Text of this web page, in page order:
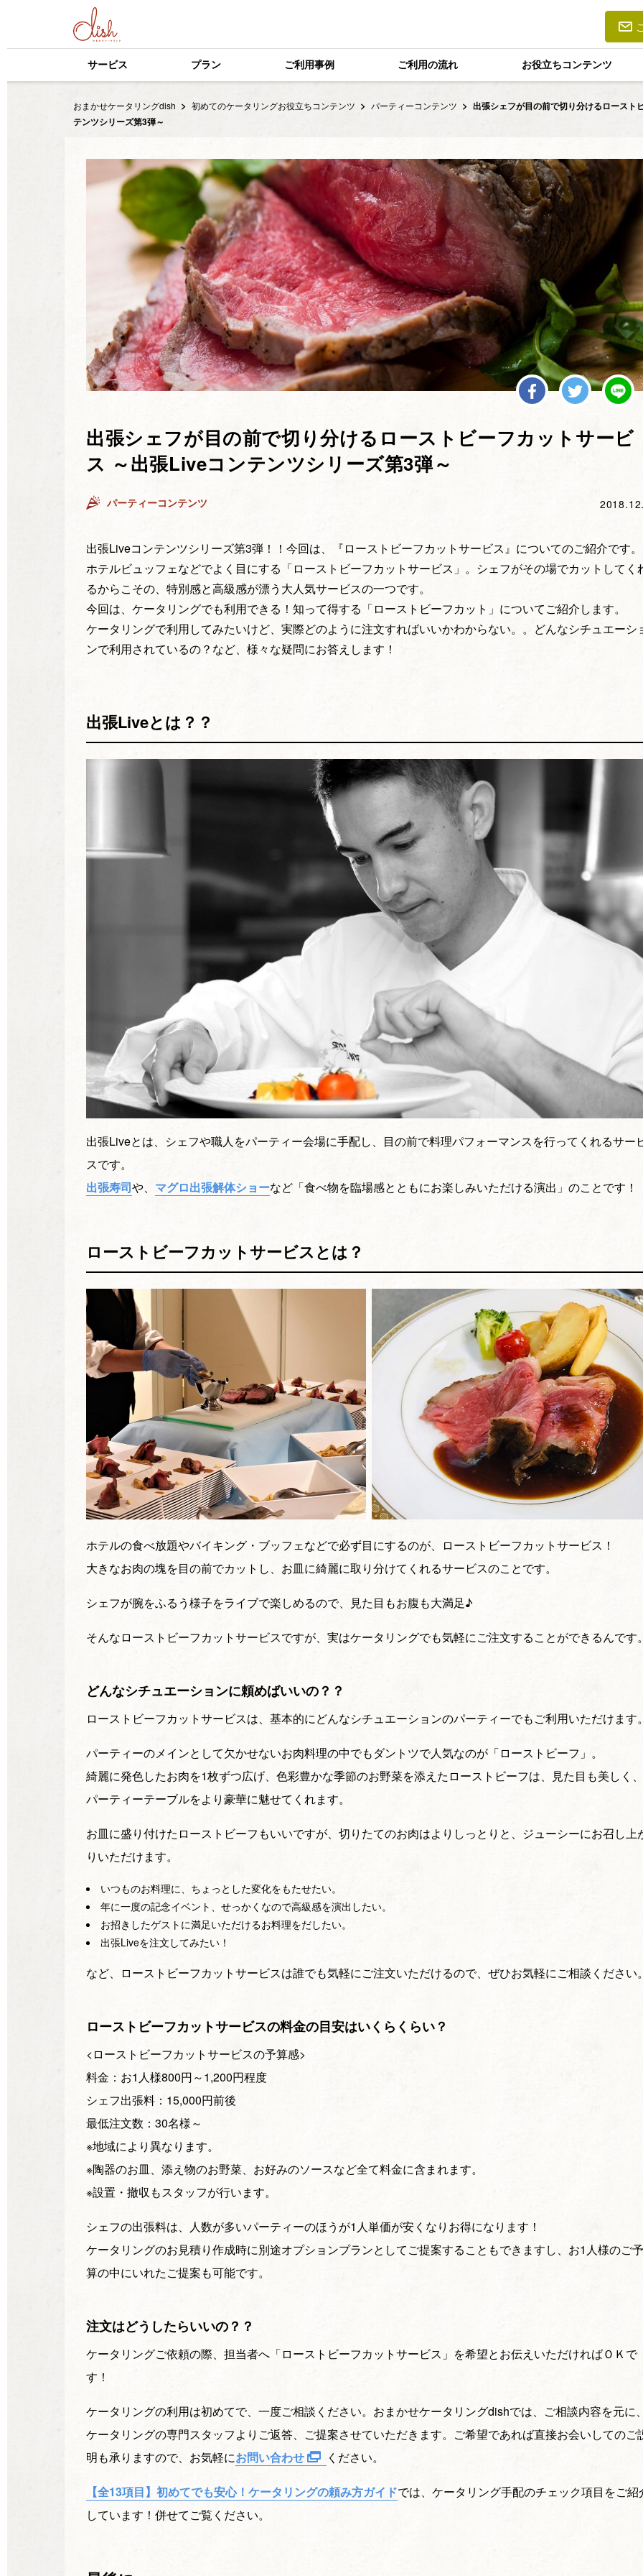
サービス プラン ご利用事例 ご利用の流れ お役立ちコンテンツ
おまかせケータリングdish 初めてのケータリングお役立ちコンテンツ パーティーコンテンツ
出張シェフが目の前で切り分けるロースト
テンツシリーズ第3弾～
出張シェフが目の前で切り分けるローストビーフカットサービ
ス ～出張Liveコンテンツシリーズ第3弾～
パーティーコンテンツ
出張Liveコンテンツシリーズ第3弾！！今回は、『ローストビーフカットサービス』についてのご紹介です。
ホテルビュッフェなどでよく目にする「ローストビーフカットサービス」。シェフがその場でカットしてく
るからこその、特別感と高級感が漂う大人気サービスの一つです。
今回は、ケータリングでも利用できる！知って得する「ローストビーフカット」についてご紹介します。
ケータリングで利用してみたいけど、実際どのように注文すればいいかわからない。。どんなシチュエーシ
ンで利用されているの？など、様々な疑問にお答えします！
出張Liveとは？？
出張Liveとは、シェフや職人をパーティー会場に手配し、目の前で料理パフォーマンスを行ってくれるサー
スです。
出張寿司や、 マグロ出張解体ショーなど「食べ物を臨場感とともにお楽しみいただける演出」のことです！
ローストビーフカットサービスとは？
ホテルの食べ放題やバイキング・ブッフェなどで必ず目にするのが、ローストビーフカットサービス！
大きなお肉の塊を目の前でカットし、お皿に綺麗に取り分けてくれるサービスのことです。
シェフが腕をふるう様子をライブで楽しめるので、見た目もお腹も大満足♪
そんなローストビーフカットサービスですが、実はケータリングでも気軽にご注文することができるんです
どんなシチュエーションに頼めばいいの？？
ローストビーフカットサービスは、基本的にどんなシチュエーションのパーティーでもご利用いただけます
パーティーのメインとして欠かせないお肉料理の中でもダントツで人気なのが「ローストビーフ」。
綺麗に発色したお肉を1枚ずつ広げ、色彩豊かな季節のお野菜を添えたローストビーフは、見た目も美しく、
パーティーテーブルをより豪華に魅せてくれます。
お皿に盛り付けたローストビーフもいいですが、切りたてのお肉はよりしっとりと、ジューシーにお召し上
りいただけます。
いつものお料理に、ちょっとした変化をもたせたい。
年に一度の記念イベント、せっかくなので高級感を演出したい。
お招きしたゲストに満足いただけるお料理をだしたい。
出張Liveを注文してみたい！
など、ローストビーフカットサービスは誰でも気軽にご注文いただけるので、ぜひお気軽にご相談ください
ローストビーフカットサービスの料金の目安はいくらくらい？
<ローストビーフカットサービスの予算感>
料金：お1人様800円～1,200円程度
シェフ出張料：15,000円前後
最低注文数：30名様～
※地域により異なります。
※陶器のお皿、添え物のお野菜、お好みのソースなど全て料金に含まれます。
※設置・撤収もスタッフが行います。
シェフの出張料は、人数が多いパーティーのほうが1人単価が安くなりお得になります！
ケータリングのお見積り作成時に別途オプションプランとしてご提案することもできますし、お1人様のご予
算の中にいれたご提案も可能です。
注文はどうしたらいいの？？
ケータリングご依頼の際、担当者へ「ローストビーフカットサービス」を希望とお伝えいただければＯＫで
す！
ケータリングの利用は初めてで、一度ご相談ください。おまかせケータリングdishでは、ご相談内容を元に
ケータリングの専門スタッフよりご返答、ご提案させていただきます。ご希望であれば直接お会いしてのご
明も承りますので、お気軽にお問い合わせ ください。
【全13項目】初めてでも安心！ケータリングの頼み方ガイドでは、ケータリング手配のチェック項目をご紹
しています！併せてご覧ください。